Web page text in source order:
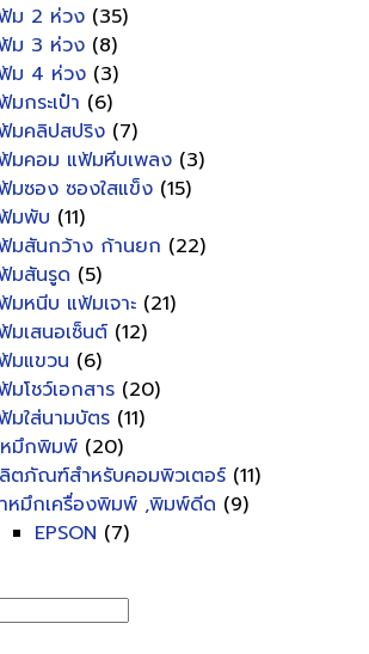
ม 2 ห่วง (35)
ม 3 ห่วง (8)
ม 4 ห่วง (3)
มกระเป๋า (6)
มคลิปสปริง (7)
มคอม แฟ้มหีบเพลง (3)
มซอง ซองใสแข็ง (15)
มพับ (11)
มสันกว้าง ก้านยก (22)
มสันรูด (5)
มหนีบ แฟ้มเจาะ (21)
มเสนอเซ็นต์ (12)
มแขวน (6)
มโชว์เอกสาร (20)
มใส่นามบัตร (11)
มึกพิมพ์ (20)
ตภัณฑ์สำหรับคอมพิวเตอร์ (11)
หมึกเครื่องพิมพ์ ,พิมพ์ดีด (9)
EPSON (7)